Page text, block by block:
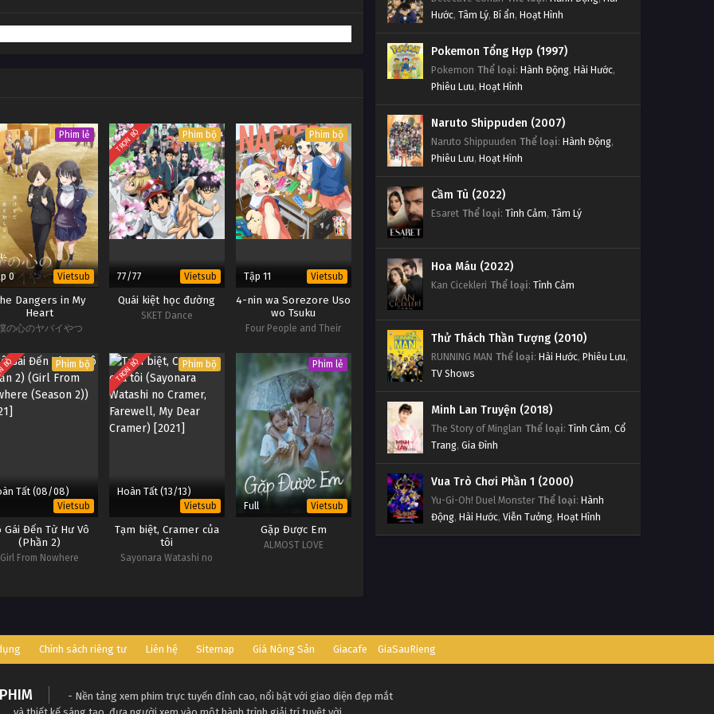
4 Vietsub #1
2 Vietsub #1
1 Vietsub #1
Phim lẻ
0 Vietsub
Dangers in My
Heart
の心のヤバイやつ
TRỌN BỘ Phim bộ
77/77 Vietsub
Quái kiệt học đường
SKET Dance
Phim bộ
Tập 11 Vietsub
4-nin wa Sorezore Uso
wo Tsuku
Four People and Their
BỘ Phim bộ
Tất (08/08)
Vietsub
Gái Đến Từ Hư Vô
(Phần 2)
Girl From Nowhere
TRỌN BỘ Phim bộ
Hoàn Tất (13/13)
Vietsub
Tạm biệt, Cramer của
tôi
Sayonara Watashi no
Phim lẻ
Full Vietsub
Gặp Được Em
ALMOST LOVE
Hước, Tâm Lý, Bí ẩn, Hoạt Hình
Pokemon Tổng Hợp (1997)
Pokemon Thể loại: Hành Động, Hài Hước,
Phiêu Lưu, Hoạt Hình
Naruto Shippuden (2007)
Naruto Shippuuden Thể loại: Hành Động,
Phiêu Lưu, Hoạt Hình
Cầm Tù (2022)
Esaret Thể loại: Tình Cảm, Tâm Lý
Hoa Máu (2022)
Kan Cicekleri Thể loại: Tình Cảm
Thử Thách Thần Tượng (2010)
RUNNING MAN Thể loại: Hài Hước, Phiêu Lưu,
TV Shows
Minh Lan Truyện (2018)
The Story of Minglan Thể loại: Tình Cảm, Cổ
Trang, Gia Đình
Vua Trò Chơi Phần 1 (2000)
Yu-Gi-Oh! Duel Monster Thể loại: Hành
Động, Hài Hước, Viễn Tưởng, Hoạt Hình
Chính sách riêng tư Liên hệ Sitemap Giá Nông Sản Giacafe GiaSauRieng
- Nền tảng xem phim trực tuyến đỉnh cao, nổi bật với giao diện đẹp mắt